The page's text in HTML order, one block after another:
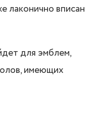
лаконично вписан
для эмблем,
имеющих